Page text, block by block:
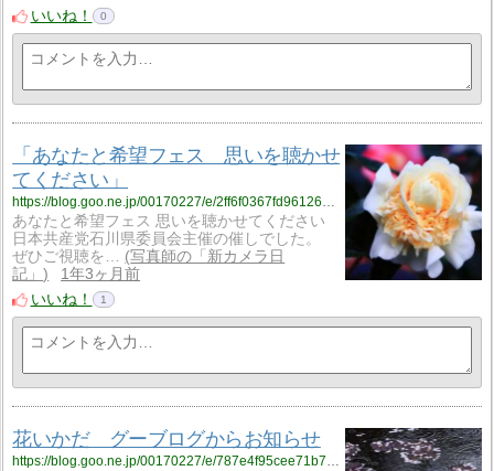
いいね！
0
「あなたと希望フェス 思いを聴かせ
てください」
あなたと希望フェス 思いを聴かせてください
日本共産党石川県委員会主催の催しでした。
ぜひご視聴を…
写真師の「新カメラ日
記」
1年3ヶ月前
いいね！
1
花いかだ グーブログからお知らせ